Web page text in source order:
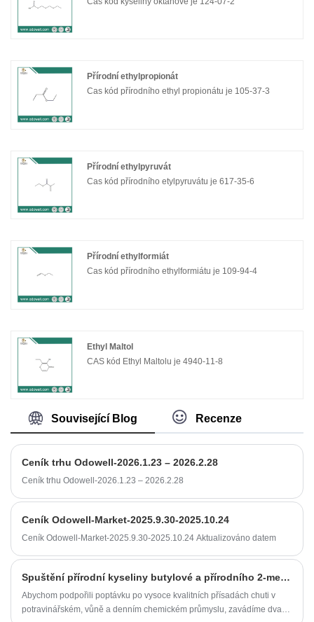
Přírodní ethylpropionát
Cas kód přírodního ethyl propionátu je 105-37-3
Přírodní ethylpyruvát
Cas kód přírodního etylpyruvátu je 617-35-6
Přírodní ethylformiát
Cas kód přírodního ethylformiátu je 109-94-4
Ethyl Maltol
CAS kód Ethyl Maltolu je 4940-11-8
Související Blog Recenze
Ceník trhu Odowell-2026.1.23 – 2026.2.28
Ceník trhu Odowell-2026.1.23 – 2026.2.28
Ceník Odowell-Market-2025.9.30-2025.10.24
Ceník Odowell-Market-2025.9.30-2025.10.24 Aktualizováno datem
Spuštění přírodní kyseliny butylové a přírodního 2-methylbutylacetátu
Abychom podpořili poptávku po vysoce kvalitních přísadách chuti v
potravinářském, vůně a denním chemickém průmyslu, zavádíme dva